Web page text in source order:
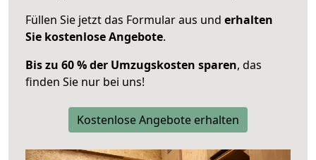
Füllen Sie jetzt das Formular aus und erhalten
Sie kostenlose Angebote.
Bis zu 60 % der Umzugskosten sparen, das
finden Sie nur bei uns!
Kostenlose Angebote erhalten